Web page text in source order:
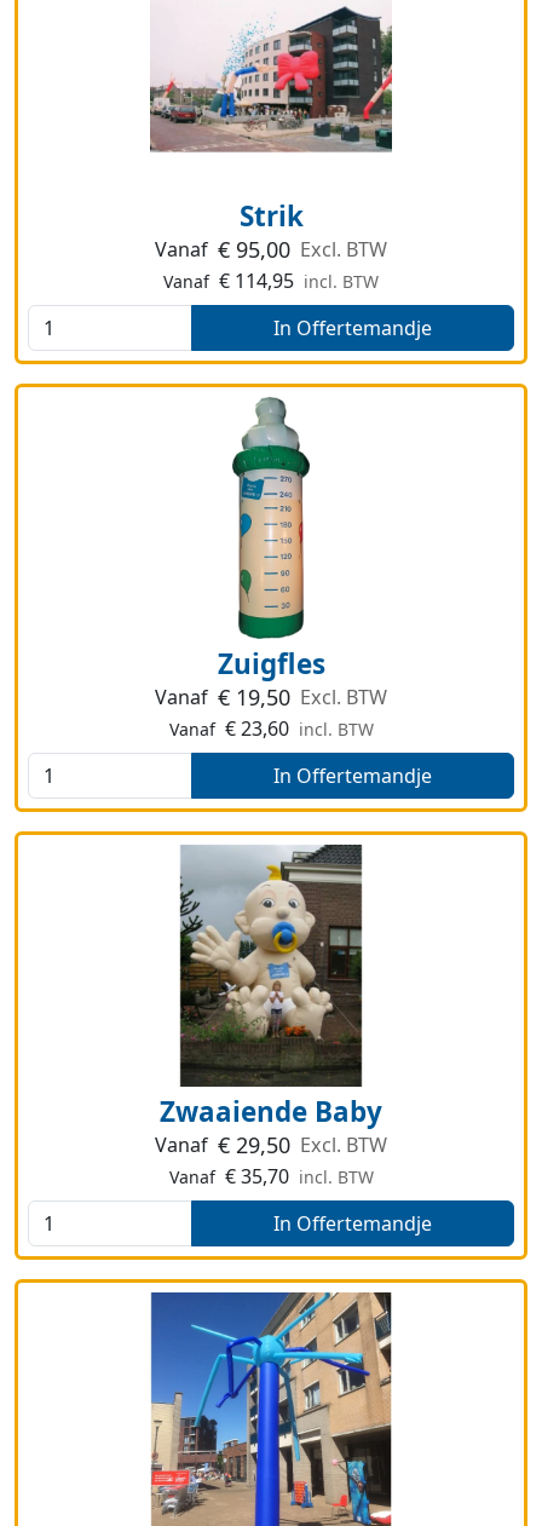
Strik
Vanaf € 95,00 Excl. BTW
Vanaf € 114,95 incl. BTW
In Offertemandje
Zuigfles
Vanaf € 19,50 Excl. BTW
Vanaf € 23,60 incl. BTW
In Offertemandje
Zwaaiende Baby
Vanaf € 29,50 Excl. BTW
Vanaf € 35,70 incl. BTW
In Offertemandje